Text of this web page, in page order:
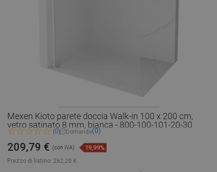
Mexen Kioto parete doccia Walk-in 100 x 200 cm,
vetro satinato 8 mm, bianca - 800-100-101-20-30
(0) Domande(0)
Prezzo di listino: 262,20 €
209,79 € (con IVA) 19,99%